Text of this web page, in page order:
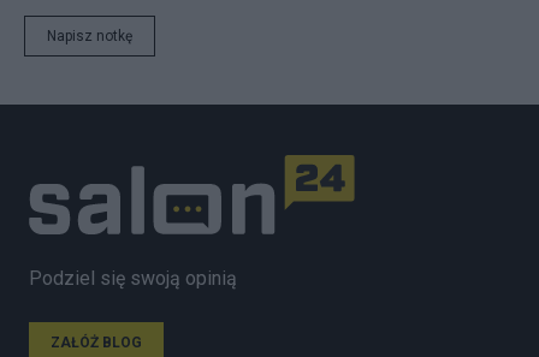
Napisz notkę
Podziel się swoją opinią
ZAŁÓŻ BLOG